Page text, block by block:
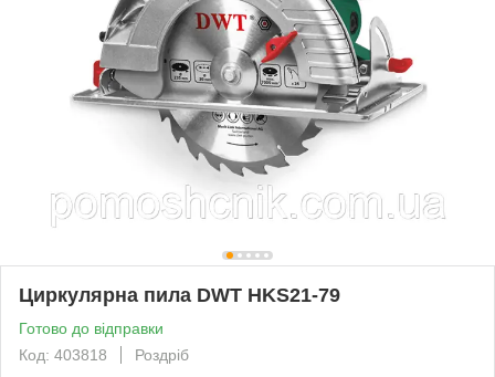
Циркулярна пила DWT HKS21-79
Готово до відправки
Код: 403818
Роздріб